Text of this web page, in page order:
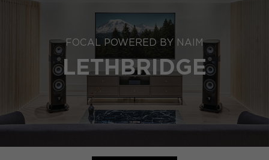
FOCAL POWERED BY NAIM
LETHBRIDGE